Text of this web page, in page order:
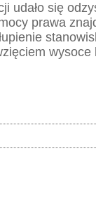
udało się
prawa
wysoce